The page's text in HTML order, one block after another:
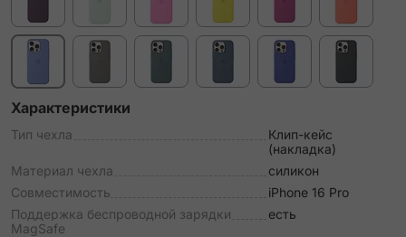
Характеристики
Тип чехла
Клип-кейс
(накладка)
Материал чехла
силикон
Совместимость
iPhone 16 Pro
Поддержка беспроводной зарядки
MagSafe
есть